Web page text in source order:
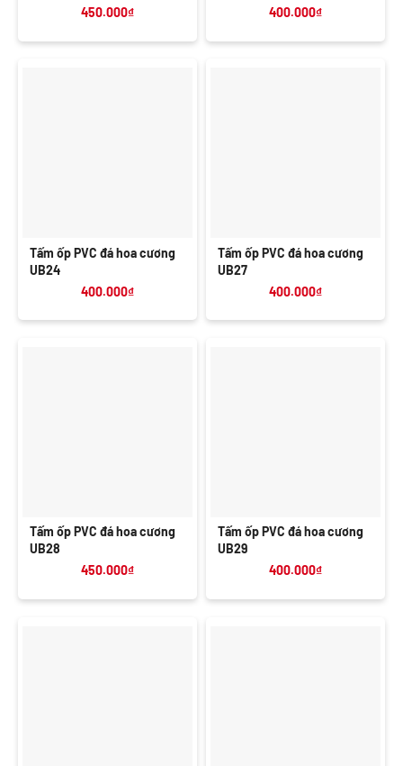
450.000₫
400.000₫
Tấm ốp PVC đá hoa cương
UB24
400.000₫
Tấm ốp PVC đá hoa cương
UB27
400.000₫
Tấm ốp PVC đá hoa cương
UB28
450.000₫
Tấm ốp PVC đá hoa cương
UB29
400.000₫